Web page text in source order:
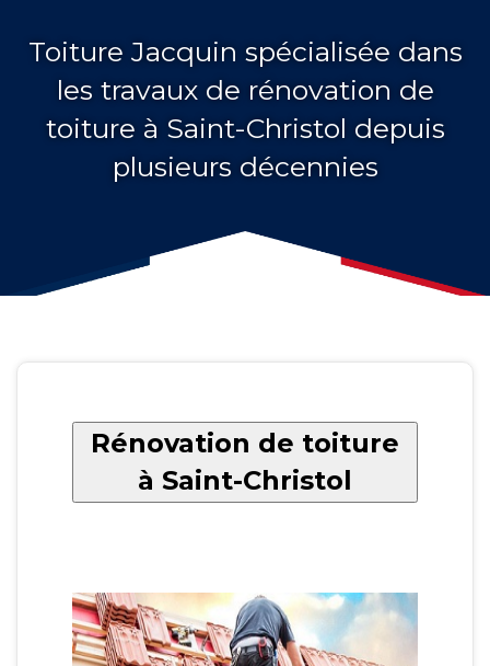
Toiture Jacquin spécialisée dans
les travaux de rénovation de
toiture à Saint-Christol depuis
plusieurs décennies
Rénovation de toiture
à Saint-Christol